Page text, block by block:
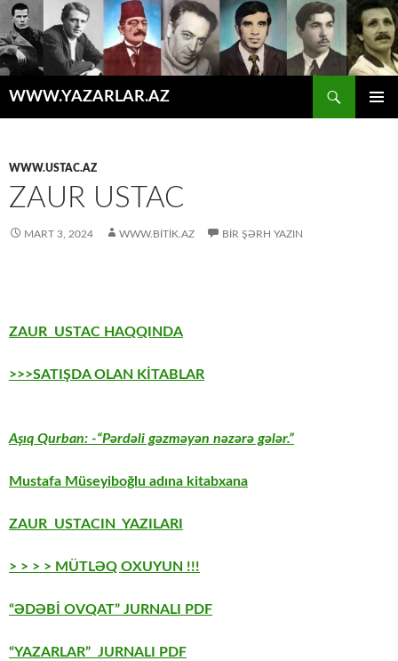
WWW.YAZARLAR.AZ
WWW.USTAC.AZ
ZAUR USTAC
MART 3, 2024 WWW.BITIK.AZ BIR ŞƏRH YAZIN
ZAUR USTAC HAQQINDA
>>>SATIŞDA OLAN KİTABLAR
Aşıq Qurban: -“Pərdəli gəzməyən nəzərə gələr.”
Mustafa Müseyiboğlu adına kitabxana
ZAUR USTACIN YAZILARI
> > > > MÜTLƏQ OXUYUN !!!
“ƏDƏBİ OVQAT” JURNALI PDF
“YAZARLAR” JURNALI PDF